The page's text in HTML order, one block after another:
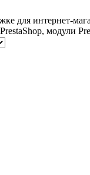
для интернет-
модули